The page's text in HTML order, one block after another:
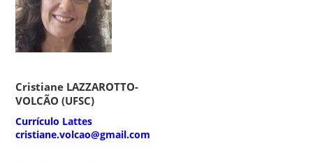
Cristiane LAZZAROTTO-
VOLCÃO (UFSC)
Currículo Lattes
cristiane.volcao@gmail.com